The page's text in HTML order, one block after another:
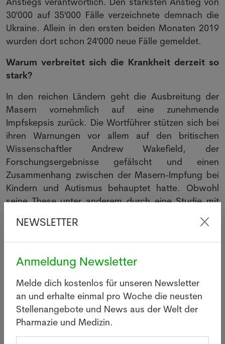
30'000 auf 35'000 Fälle verzeichnete demnach die
Ukraine. Allein in den ersten beiden Monaten 2019
wurden dort schon 24'000 neue Fälle gemeldet.
Warum verbreitet sich die Krankheit derzeit so
stark?
In den reichen Ländern geht die Ausbreitung der
Masern vornehmlich auf eine zunehmende
Impfskepsis zurück. Die Wortführer stützen sich bei
ihren Warnungen vor allem auf den britischen
Wissenschaftler Andrew Wakefield, der
Forschungsergebnisse gefälscht und einen
Zusammenhang zwischen der Masern-Impfung bei
Kindern und Autismus behauptet hatte. Obwohl
seine These unter anderem durch eine Studie mit
Untersuchungen längst widerlegt wurde, hält sich
das Gerücht etwa in Online-Foren hartnäckig.
Auch religiöse Motive spielen bei der Impfskepsis
Masern-Ausbruch im US-Bundesstaat New York vor
allem ultraorthodoxe Juden betroffen.
In armen Weltgegenden haben viele Menschen
hingegen keinen Zugang zur Masern-Impfung, wie
NEWSLETTER
Anmeldung Newsletter
Melde dich kostenlos für unseren Newsletter
an und erhalte einmal pro Woche die neusten
Stellenangebote und News aus der Welt der
Pharmazie und Medizin.